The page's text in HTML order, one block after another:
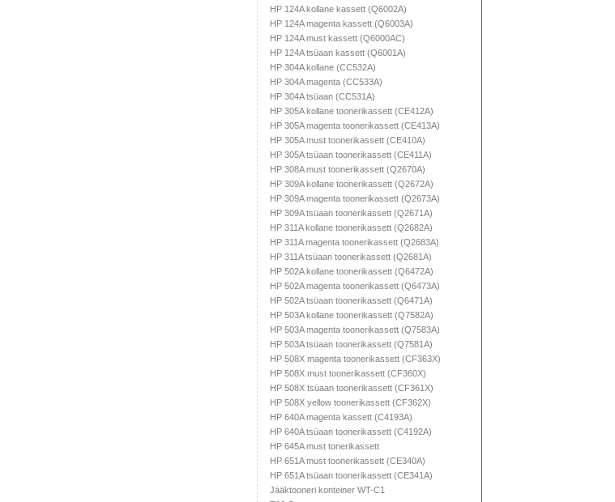
HP 124A kollane kassett (Q6002A)
HP 124A magenta kassett (Q6003A)
HP 124A must kassett (Q6000AC)
HP 124A tsüaan kassett (Q6001A)
HP 304A kollane (CC532A)
HP 304A magenta (CC533A)
HP 304A tsüaan (CC531A)
HP 305A kollane toonerikassett (CE412A)
HP 305A magenta toonerikassett (CE413A)
HP 305A must toonerikassett (CE410A)
HP 305A tsüaan toonerikassett (CE411A)
HP 308A must toonerikassett (Q2670A)
HP 309A kollane toonerikassett (Q2672A)
HP 309A magenta toonerikassett (Q2673A)
HP 309A tsüaan toonerikassett (Q2671A)
HP 311A kollane toonerikassett (Q2682A)
HP 311A magenta toonerikassett (Q2683A)
HP 311A tsüaan toonerikassett (Q2681A)
HP 502A kollane toonerikassett (Q6472A)
HP 502A magenta toonerikassett (Q6473A)
HP 502A tsüaan toonerikassett (Q6471A)
HP 503A kollane toonerikassett (Q7582A)
HP 503A magenta toonerikassett (Q7583A)
HP 503A tsüaan toonerikassett (Q7581A)
HP 508X magenta toonerikassett (CF363X)
HP 508X must toonerikassett (CF360X)
HP 508X tsüaan toonerikassett (CF361X)
HP 508X yellow toonerikassett (CF362X)
HP 640A magenta kassett (C4193A)
HP 640A tsüaan toonerikassett (C4192A)
HP 645A must tonerikassett
HP 651A must toonerikassett (CE340A)
HP 651A tsüaan toonerikassett (CE341A)
Jääktooneri konteiner WT-C1